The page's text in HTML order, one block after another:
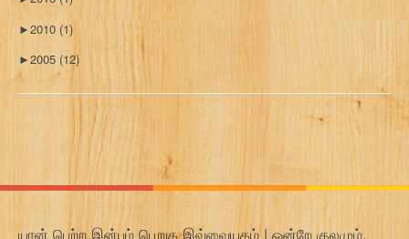
►2010 (1)
►2005 (12)
யான் பெற்ற இன்பம் பெறுக இவ்வையகம் | ஒன்றே குலமும்,